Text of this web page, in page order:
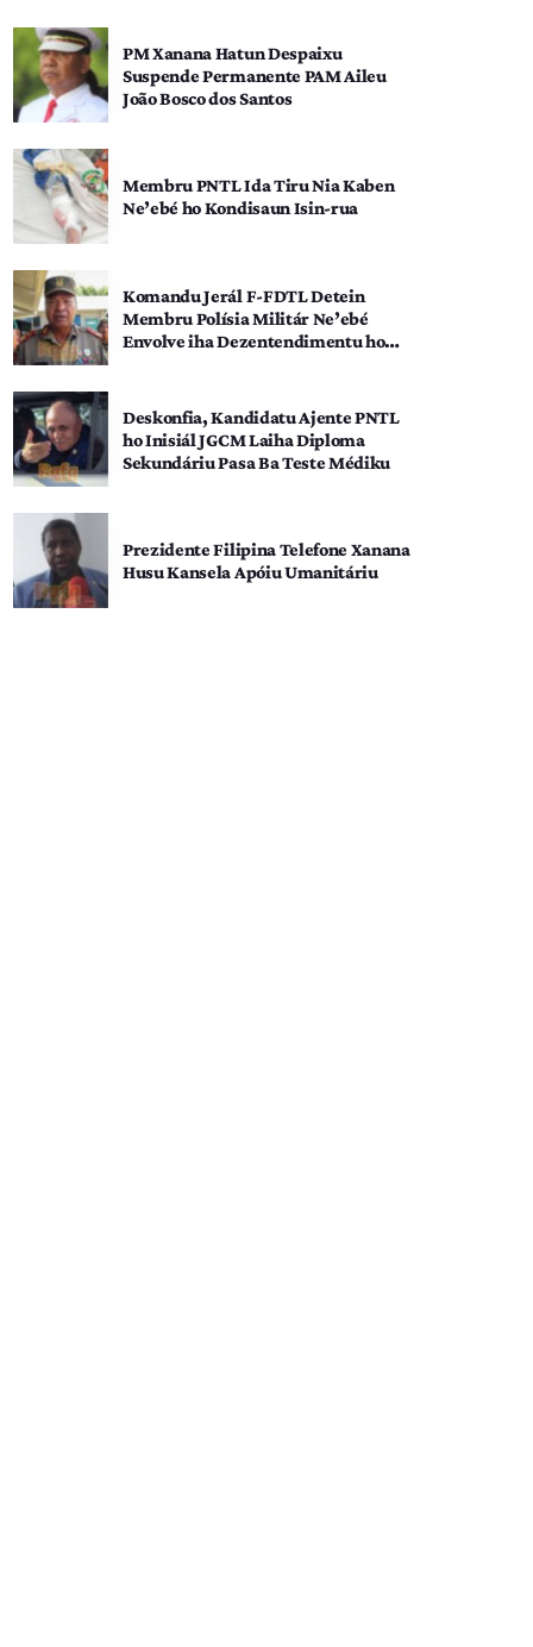
PM Xanana Hatun Despaixu
Suspende Permanente PAM Aileu
João Bosco dos Santos
Membru PNTL Ida Tiru Nia Kaben
Ne’ebé ho Kondisaun Isin-rua
Komandu Jerál F-FDTL Detein
Membru Polísia Militár Ne’ebé
Envolve iha Dezentendimentu ho
Deskonfia, Kandidatu Ajente PNTL
ho Inisiál JGCM Laiha Diploma
Sekundáriu Pasa Ba Teste Médiku
Prezidente Filipina Telefone Xanana
Husu Kansela Apóiu Umanitáriu